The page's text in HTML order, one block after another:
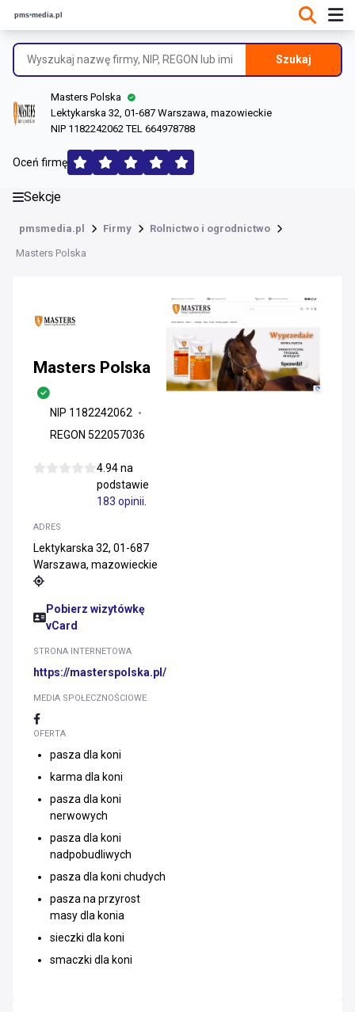
Szukaj
Masters Polska
Lektykarska 32, 01-687 Warszawa, mazowieckie
NIP 1182242062 TEL 664978788
Oceń firmę
Sekcje
pmsmedia.pl Firmy Rolnictwo i ogrodnictwo
Masters Polska
Informacje o firmie
Dane rejestrowe
Lokalizacje
Opinie (183)
Masters Polska
NIP 1182242062
REGON 522057036
4.94 na
podstawie
183 opinii
ADRES
Lektykarska 32, 01-687
Warszawa, mazowieckie
Pobierz wizytówkę
vCard
STRONA INTERNETOWA
https://masterspolska.pl/
MEDIA SPOŁECZNOŚCIOWE
OFERTA
pasza dla koni
karma dla koni
pasza dla koni
nerwowych
pasza dla koni
nadpobudliwych
pasza dla koni chudych
pasza na przyrost
masy dla konia
sieczki dla koni
smaczki dla koni